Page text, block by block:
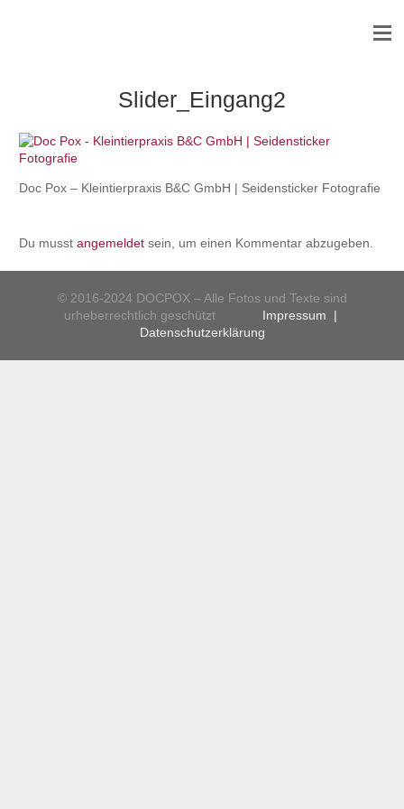
Slider_Eingang2
Doc Pox – Kleintierpraxis B&C GmbH | Seidensticker Fotografie
Du musst angemeldet sein, um einen Kommentar abzugeben.
© 2016-2024 DOCPOX – Alle Fotos und Texte sind
urheberrechtlich geschützt
Impressum |
Datenschutzerklärung